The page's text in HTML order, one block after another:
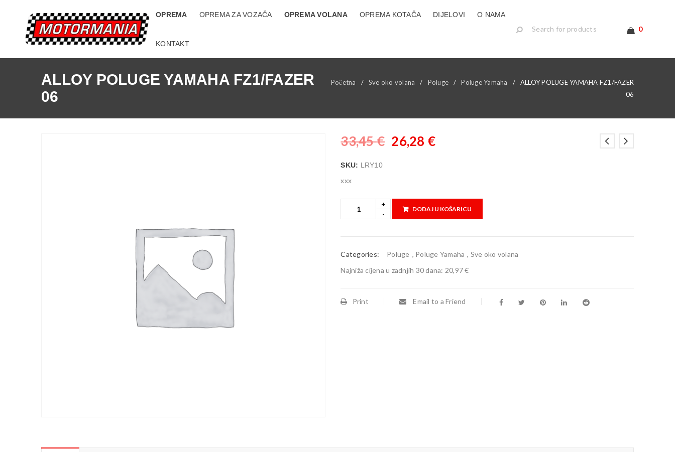
OPREMA OPREMA ZA VOZAČA OPREMA VOLANA OPREMA KOTAČA DIJELOVI O NAMA
KONTAKT
0
ALLOY POLUGE YAMAHA FZ1/FAZER
06
Početna / Sve oko volana / Poluge / Poluge Yamaha /
ALLOY POLUGE YAMAHA FZ1/FAZER
06
33,45€ 26,28 €
SKU: LRY10
xxx
DODAJ U KOŠARICU
Categories: Poluge , Poluge Yamaha , Sve oko volana
Najniža cijena u zadnjih 30 dana: 20,97 €
Print Email to a Friend